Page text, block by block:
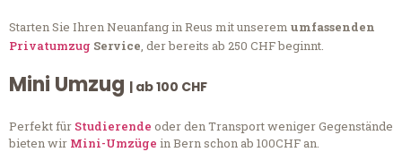
Starten Sie Ihren Neuanfang in Reus mit unserem umfassenden
Privatumzug Service, der bereits ab 250 CHF beginnt.
Mini Umzug | ab 100 CHF
Perfekt für Studierende oder den Transport weniger Gegenstände
bieten wir Mini-Umzüge in Bern schon ab 100CHF an.